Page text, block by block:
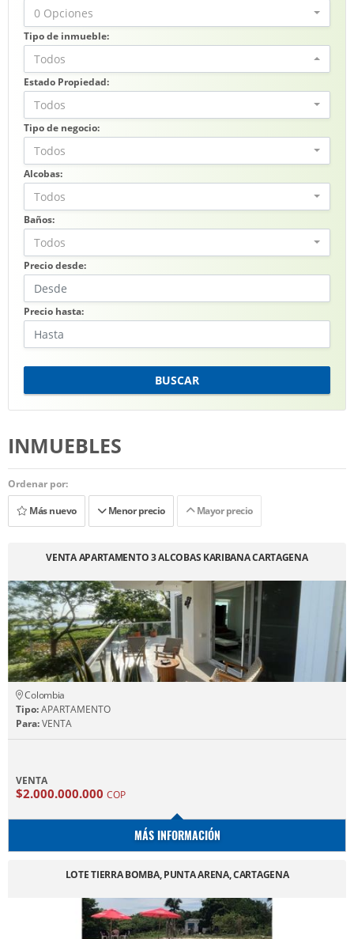
0 Opciones
Tipo de inmueble:
Todos
Estado Propiedad:
Todos
Tipo de negocio:
Todos
Alcobas:
Todos
Baños:
Todos
Precio desde:
Precio hasta:
BUSCAR
INMUEBLES
Ordenar por:
Más nuevo
Menor precio Mayor precio
VENTA APARTAMENTO 3 ALCOBAS KARIBANA CARTAGENA
Colombia
Tipo:APARTAMENTO
Para:VENTA
VENTA
$2.000.000.000 COP
MÁS INFORMACIÓN
LOTE TIERRA BOMBA, PUNTA ARENA, CARTAGENA